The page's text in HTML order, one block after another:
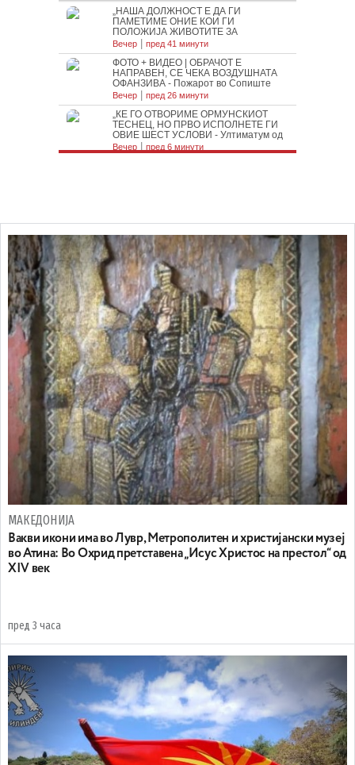
МАКЕДОНИЈА
Вакви икони има во Лувр, Метрополитен и христијански музеј
во Атина: Во Охрид претставена „Исус Христос на престол“ од
XIV век
пред 3 часа